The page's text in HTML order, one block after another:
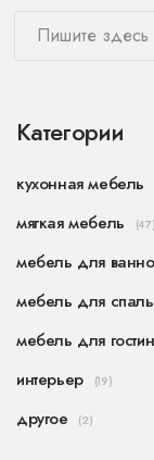
Категории
кухонная мебель
мягкая мебель (47)
мебель для
мебель для
мебель для
интерьер (19)
другое (2)